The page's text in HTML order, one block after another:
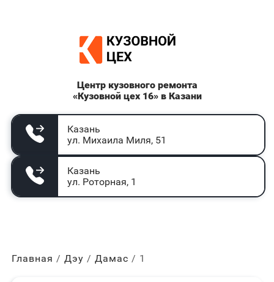
Центр кузовного ремонта
«Кузовной цех 16» в Казани
Казань
ул. Михаила Миля, 51
Казань
ул. Роторная, 1
Главная Дэу Дамас 1